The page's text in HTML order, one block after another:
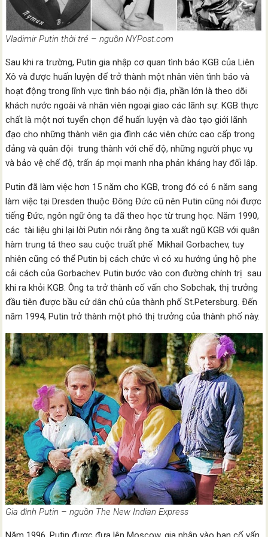
Vladimir Putin thời trẻ – nguồn NYPost.com
Sau khi ra trường, Putin gia nhập cơ quan tình báo KGB của Liên
Xô và được huấn luyện để trở thành một nhân viên tình báo và
hoạt động trong lĩnh vực tình báo nội địa, phần lớn là theo dõi
khách nước ngoài và nhân viên ngoại giao các lãnh sự. KGB thực
chất là một nơi tuyển chọn để huấn luyện và đào tạo giới lãnh
đạo cho những thành viên gia đình các viên chức cao cấp trong
đảng và quân đội trung thành với chế độ, những người phục vụ
và bảo vệ chế độ, trấn áp mọi manh nha phản kháng hay đối lập.
Putin đã làm việc hơn 15 năm cho KGB, trong đó có 6 năm sang
làm việc tại Dresden thuộc Ðông Ðức cũ nên Putin cũng nói được
tiếng Ðức, ngôn ngữ ông ta đã theo học từ trung học. Năm 1990,
các tài liệu ghi lại lời Putin nói rằng ông ta xuất ngũ KGB với quân
hàm trung tá theo sau cuộc truất phế Mikhail Gorbachev, tuy
nhiên cũng có thể Putin bị cách chức vì có xu hướng ủng hộ phe
cải cách của Gorbachev. Putin bước vào con đường chính trị sau
khi ra khỏi KGB. Ông ta trở thành cố vấn cho Sobchak, thị trưởng
đầu tiên được bầu cử dân chủ của thành phố St.Petersburg. Ðến
năm 1994, Putin trở thành một phó thị trưởng của thành phố này.
Gia đình Putin – nguồn The New Indian Express